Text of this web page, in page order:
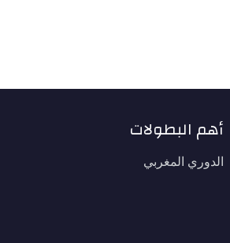
أهم البطولات
الدوري المغربي